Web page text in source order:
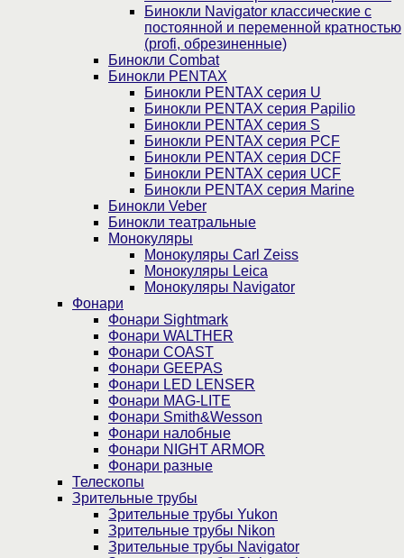
Бинокли Navigator классические с
постоянной и переменной кратностью
(profi, обрезиненные)
Бинокли Combat
Бинокли PENTAX
Бинокли PENTAX серия U
Бинокли PENTAX серия Papilio
Бинокли PENTAX серия S
Бинокли PENTAX серия PCF
Бинокли PENTAX серия DCF
Бинокли PENTAX серия UCF
Бинокли PENTAX серия Marine
Бинокли Veber
Бинокли театральные
Монокуляры
Монокуляры Carl Zeiss
Монокуляры Leica
Монокуляры Navigator
Фонари
Фонари Sightmark
Фонари WALTHER
Фонари COAST
Фонари GEEPAS
Фонари LED LENSER
Фонари MAG-LITE
Фонари Smith&Wesson
Фонари налобные
Фонари NIGHT ARMOR
Фонари разные
Телескопы
Зрительные трубы
Зрительные трубы Yukon
Зрительные трубы Nikon
Зрительные трубы Navigator